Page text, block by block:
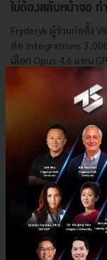
ไม่ต้องสลับหน้าจอ ท
Fryderyk ผู้ร่วมก่อตั้ง
ต่อ Integrations
เลือก Opus 4.6 แทน
| By
GPT-5 Viktor
E-